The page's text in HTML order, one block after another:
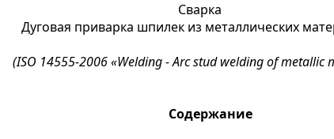
Сварка
Дуговая приварка шпилек из металлических
(ISO 14555-2006 «Welding - Arc stud welding of metallic
Содержание